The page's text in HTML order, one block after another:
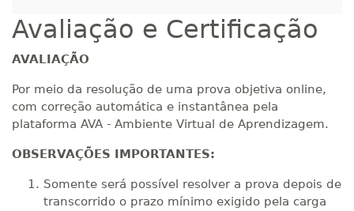
Avaliação e Certificação
AVALIAÇÃO
Por meio da resolução de uma prova objetiva online,
com correção automática e instantânea pela
plataforma AVA - Ambiente Virtual de Aprendizagem.
OBSERVAÇÕES IMPORTANTES:
Somente será possível resolver a prova depois de
transcorrido o prazo mínimo exigido pela carga